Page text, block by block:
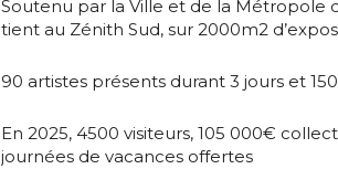
Soutenu par la Ville et de la Métropole
tient au Zénith Sud, sur 2000m2
90 artistes présents durant 3 jours et
En 2025, 4500 visiteurs, 105 000€
journées de vacances offertes